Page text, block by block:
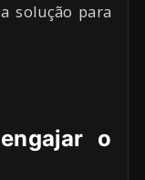
solução para
o